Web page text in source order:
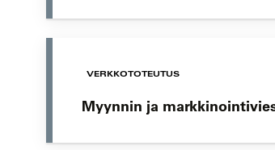
VERKKOTOTEUTUS
Myynnin ja